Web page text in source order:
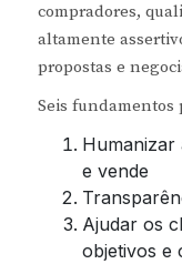
compradores,
altamente
propostas e
Seis fundamentos
Humanizar
e vende
Ajudar os
objetivos e